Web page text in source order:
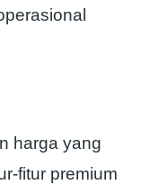
harga yang
fitur premium